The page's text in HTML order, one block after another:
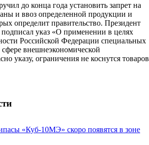
до конца года установить запрет на
и ввоз определенной продукции и
определит правительство. Президент
указ «О применении в целях
Российской Федерации специальных
внешнеэкономической
указу, ограничения не коснутся товаров
«Куб-10МЭ» скоро появятся в зоне